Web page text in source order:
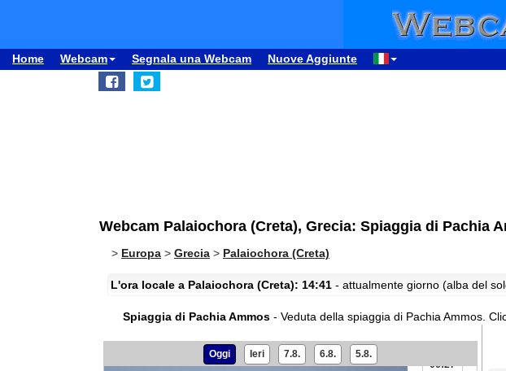
Home Webcam Segnala una Webcam Nuove Aggiunte
Webcam Palaiochora (Creta), Grecia: Spiaggia di Pachia
> Europa > Grecia > Palaiochora (Creta)
L'ora locale a Palaiochora (Creta): 14:41 - attualmente giorno (alba del
Spiaggia di Pachia Ammos - Veduta della spiaggia di Pachia Ammos.
Oggi Ieri 7.8. 6.8. 5.8.
02:27
04:27
05:27
06:27